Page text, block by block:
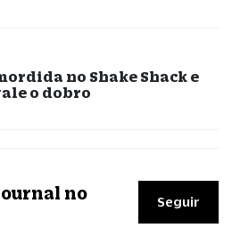
no Shake Shack e
o dobro
no
Seguir